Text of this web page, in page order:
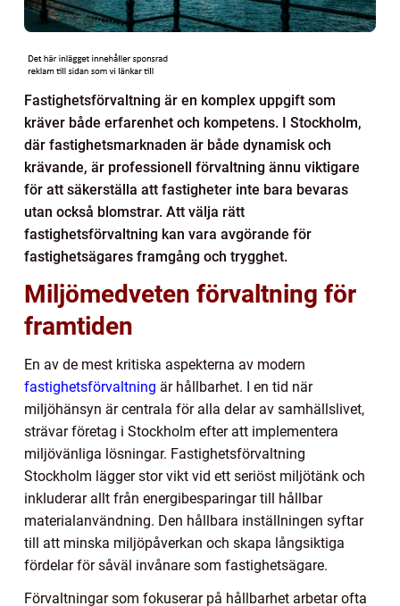
Fastighetsförvaltning är en komplex uppgift som
kräver både erfarenhet och kompetens. I Stockholm,
där fastighetsmarknaden är både dynamisk och
krävande, är professionell förvaltning ännu viktigare
för att säkerställa att fastigheter inte bara bevaras
utan också blomstrar. Att välja rätt
fastighetsförvaltning kan vara avgörande för
fastighetsägares framgång och trygghet.
Miljömedveten förvaltning för
framtiden
En av de mest kritiska aspekterna av modern
fastighetsförvaltning är hållbarhet. I en tid när
miljöhänsyn är centrala för alla delar av samhällslivet,
strävar företag i Stockholm efter att implementera
miljövänliga lösningar. Fastighetsförvaltning
Stockholm lägger stor vikt vid ett seriöst miljötänk och
inkluderar allt från energibesparingar till hållbar
materialanvändning. Den hållbara inställningen syftar
till att minska miljöpåverkan och skapa långsiktiga
fördelar för såväl invånare som fastighetsägare.
Förvaltningar som fokuserar på hållbarhet arbetar ofta